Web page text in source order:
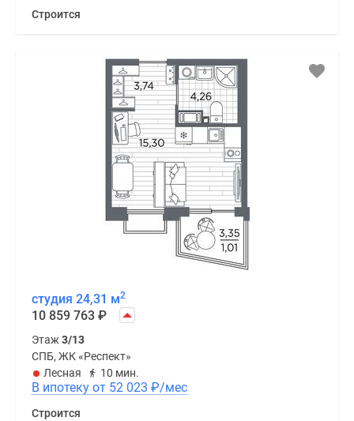
Строится
студия 24,31 м2
10 859 763 ₽
Этаж3/13
СПБ, ЖК «Респект»
Лесная
10 мин.
В ипотеку от 52 023 ₽/мес
Строится